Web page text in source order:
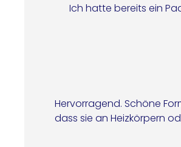
Ich hatte bereits ein
Hervorragend. Schöne
dass sie an Heizkörpern